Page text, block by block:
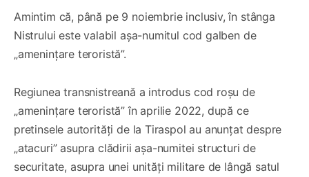
Amintim că, până pe 9 noiembrie inclusiv, în stânga
Nistrului este valabil așa-numitul cod galben de
„amenințare teroristă”.
Regiunea transnistreană a introdus cod roșu de
„amenințare teroristă” în aprilie 2022, după ce
pretinsele autorități de la Tiraspol au anunțat despre
„atacuri” asupra clădirii așa-numitei structuri de
securitate, asupra unei unități militare de lângă satul